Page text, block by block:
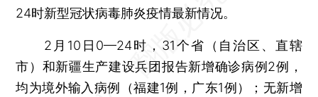
24时新型冠状病毒肺炎疫情最新情况。
2月10日0—24时，31个省（自治区、直辖
市）和新疆生产建设兵团报告新增确诊病例2例，
均为境外输入病例（福建1例，广东1例）；无新增